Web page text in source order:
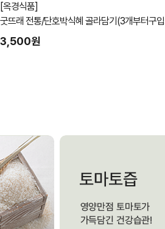
[옥경식품]
굿뜨래 전통/단호박식혜 골라담기(3개부터구
능)
3,500원